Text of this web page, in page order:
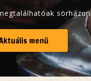
menü